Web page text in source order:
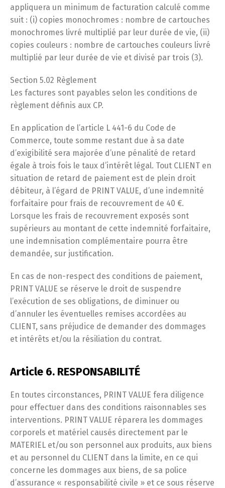
appliquera un minimum de facturation calculé comme
suit : (i) copies monochromes : nombre de cartouches
monochromes livré multiplié par leur durée de vie, (ii)
copies couleurs : nombre de cartouches couleurs livré
multiplié par leur durée de vie et divisé par trois (3).
Section 5.02 Règlement
Les factures sont payables selon les conditions de
règlement définis aux CP.
En application de l’article L 441-6 du Code de
Commerce, toute somme restant due à sa date
d’exigibilité sera majorée d’une pénalité de retard
égale à trois fois le taux d’intérêt légal. Tout CLIENT en
situation de retard de paiement est de plein droit
débiteur, à l’égard de PRINT VALUE, d’une indemnité
forfaitaire pour frais de recouvrement de 40 €.
Lorsque les frais de recouvrement exposés sont
supérieurs au montant de cette indemnité forfaitaire,
une indemnisation complémentaire pourra être
demandée, sur justification.
En cas de non-respect des conditions de paiement,
PRINT VALUE se réserve le droit de suspendre
l’exécution de ses obligations, de diminuer ou
d’annuler les éventuelles remises accordées au
CLIENT, sans préjudice de demander des dommages
et intérêts et/ou la résiliation du contrat.
Article 6. RESPONSABILITÉ
En toutes circonstances, PRINT VALUE fera diligence
pour effectuer dans des conditions raisonnables ses
interventions. PRINT VALUE réparera les dommages
corporels et matériel causés directement par le
MATERIEL et/ou son personnel aux produits, aux biens
et au personnel du CLIENT dans la limite, en ce qui
concerne les dommages aux biens, de sa police
d’assurance « responsabilité civile » et ce sous réserve